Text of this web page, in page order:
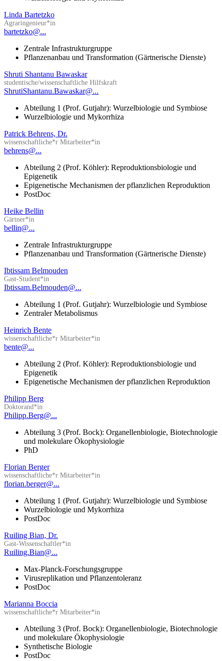
Linda Bartetzko
Agraringenieur*in
bartetzko@...
Zentrale Infrastrukturgruppe
Pflanzenanbau und Transformation (Gärtnerische Dienste)
Shruti Shantanu Bawaskar
studentische/wissenschaftliche Hilfskraft
ShrutiShantanu.Bawaskar@...
Abteilung 1 (Prof. Gutjahr): Wurzelbiologie und Symbiose
Wurzelbiologie und Mykorrhiza
Patrick Behrens, Dr.
wissenschaftliche*r Mitarbeiter*in
behrens@...
Abteilung 2 (Prof. Köhler): Reproduktionsbiologie und
Epigenetik
Epigenetische Mechanismen der pflanzlichen Reproduktion
PostDoc
Heike Bellin
Gärtner*in
bellin@...
Zentrale Infrastrukturgruppe
Pflanzenanbau und Transformation (Gärtnerische Dienste)
Ibtissam Belmouden
Gast-Student*in
Ibtissam.Belmouden@...
Abteilung 1 (Prof. Gutjahr): Wurzelbiologie und Symbiose
Zentraler Metabolismus
Heinrich Bente
wissenschaftliche*r Mitarbeiter*in
bente@...
Abteilung 2 (Prof. Köhler): Reproduktionsbiologie und
Epigenetik
Epigenetische Mechanismen der pflanzlichen Reproduktion
Philipp Berg
Doktorand*in
Philipp.Berg@...
Abteilung 3 (Prof. Bock): Organellenbiologie, Biotechnologie
und molekulare Ökophysiologie
PhD
Florian Berger
wissenschaftliche*r Mitarbeiter*in
florian.berger@...
Abteilung 1 (Prof. Gutjahr): Wurzelbiologie und Symbiose
Wurzelbiologie und Mykorrhiza
PostDoc
Ruiling Bian, Dr.
Gast-Wissenschaftler*in
Ruiling.Bian@...
Max-Planck-Forschungsgruppe
Virusreplikation und Pflanzentoleranz
PostDoc
Marianna Boccia
wissenschaftliche*r Mitarbeiter*in
Abteilung 3 (Prof. Bock): Organellenbiologie, Biotechnologie
und molekulare Ökophysiologie
Synthetische Biologie
PostDoc